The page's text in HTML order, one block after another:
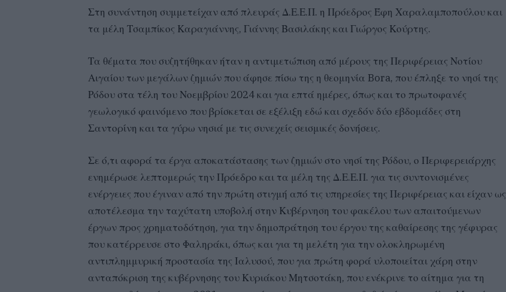
Στη συνάντηση συμμετείχαν από πλευράς Δ.Ε.Ε.Π. η Πρόεδρος Έφη Χαραλαμποπούλου και
τα μέλη Τσαμπίκος Καραγιάννης, Γιάννης Βασιλάκης και Γιώργος Κούρτης.
Τα θέματα που συζητήθηκαν ήταν η αντιμετώπιση από μέρους της Περιφέρειας Νοτίου
Αιγαίου των μεγάλων ζημιών που άφησε πίσω της η θεομηνία Bora, που έπληξε το νησί της
Ρόδου στα τέλη του Νοεμβρίου 2024 και για επτά ημέρες, όπως και το πρωτοφανές
γεωλογικό φαινόμενο που βρίσκεται σε εξέλιξη εδώ και σχεδόν δύο εβδομάδες στη
Σαντορίνη και τα γύρω νησιά με τις συνεχείς σεισμικές δονήσεις.
Σε ό,τι αφορά τα έργα αποκατάστασης των ζημιών στο νησί της Ρόδου, ο Περιφερειάρχης
ενημέρωσε λεπτομερώς την Πρόεδρο και τα μέλη της Δ.Ε.Ε.Π. για τις συντονισμένες
ενέργειες που έγιναν από την πρώτη στιγμή από τις υπηρεσίες της Περιφέρειας και είχαν ως
αποτέλεσμα την ταχύτατη υποβολή στην Κυβέρνηση του φακέλου των απαιτούμενων
έργων προς χρηματοδότηση, για την δημοπράτηση του έργου της καθαίρεσης της γέφυρας
που κατέρρευσε στο Φαληράκι, όπως και για τη μελέτη για την ολοκληρωμένη
αντιπλημμυρική προστασία της Ιαλυσού, που για πρώτη φορά υλοποιείται χάρη στην
ανταπόκριση της κυβέρνησης του Κυριάκου Μητσοτάκη, που ενέκρινε το αίτημα για τη